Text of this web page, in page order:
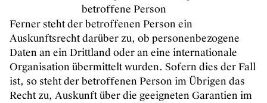
betroffene Person
Ferner steht der betroffenen Person ein
Auskunftsrecht darüber zu, ob personenbezogene
Daten an ein Drittland oder an eine internationale
Organisation übermittelt wurden. Sofern dies der Fall
ist, so steht der betroffenen Person im Übrigen das
Recht zu, Auskunft über die geeigneten Garantien im